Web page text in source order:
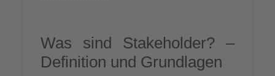
Was sind Stakeholder? –
Definition und Grundlagen